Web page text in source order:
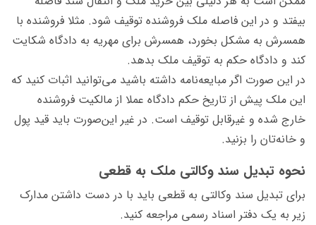
بیفتد و در این فاصله ملک فروشنده توقیف شود. مثلا فروشنده با
همسرش به مشکل بخورد، همسرش برای مهریه به دادگاه شکایت
کند و دادگاه حکم به توقیف ملک بدهد.
در این صورت اگر مبایعه‌نامه داشته باشید می‌توانید اثبات کنید که
این ملک پیش از تاریخ حکم دادگاه عملا از مالکیت فروشنده
خارج شده و غیرقابل توقیف است. در غیر این‌صورت باید قید پول
و خانه‌تان را بزنید.
نحوه تبدیل سند وکالتی ملک به قطعی
برای تبدیل سند وکالتی به قطعی باید با در دست داشتن مدارک
زیر به یک دفتر اسناد رسمی مراجعه کنید.